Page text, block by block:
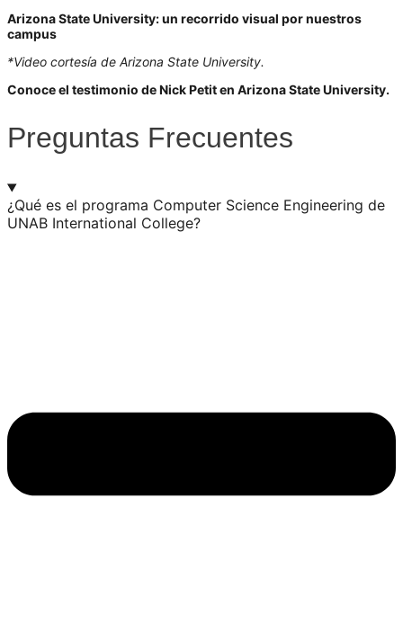
Arizona State University: un recorrido visual por nuestros
campus
*Video cortesía de Arizona State University.
Conoce el testimonio de Nick Petit en Arizona State University.
Preguntas Frecuentes
¿Qué es el programa Computer Science Engineering de
UNAB International College?